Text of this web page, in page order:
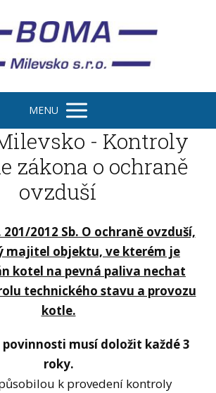
MENU
- Kontroly
zákona o ochraně
ovzduší
2012 Sb. O ochraně ovzduší,
majitel objektu, ve kterém je
kotel na pevná paliva nechat
technického stavu a provozu
kotle.
musí doložit každé 3
roky.
k provedení kontroly